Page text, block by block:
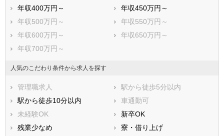
年収400万円～
年収450万円～
年収500万円～
年収550万円～
年収600万円～
年収650万円～
年収700万円～
人気のこだわり条件から求人を探す
管理職求人
駅から徒歩5分以内
駅から徒歩10分以内
車通勤可
未経験OK
新卒OK
残業少なめ
寮・借り上げ